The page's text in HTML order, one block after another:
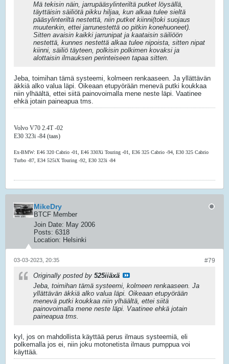
Mä tekisin näin, jarrupääsylinteriltä putket löysällä,
täyttäisin säiliötä pikku hiljaa, kun alkaa tulee sieltä
pääsylinteriltä nestettä, niin putket kiinni(toki suojaus
muutenkin, ettei jarrunestettä oo pitkin konehuoneet).
Sitten avaisin kaikki jarrunipat ja kaataisin säiliöön
nestettä, kunnes nestettä alkaa tulee nipoista, sitten nipat
kiinni, säiliö täyteen, polkisin polkimen kovaksi ja
alottaisin ilmauksen perinteiseen tapaa sitten.
Jeba, toimihan tämä systeemi, kolmeen renkaaseen. Ja yllättävän
äkkiä alko valua läpi. Oikeaan etupyörään menevä putki koukkaa
niin ylhäältä, ettei siitä painovoimalla mene neste läpi. Vaatinee
ehkä jotain paineapua tms.
Volvo V70 2.4T -02
E30 323i -84 (taas)
Ex-BMW: E46 320 Cabrio -01, E46 330Xi Touring -01, E36 325 Cabrio -94, E30 325 Cabrio
Turbo -87, E34 525iX Touring -92, E30 323i -84
MikeDry
BTCF Member
Join Date: May 2006
Posts: 6318
Location: Helsinki
#79
03-03-2023, 20:35
Originally posted by 525iiäxä
Jeba, toimihan tämä systeemi, kolmeen renkaaseen. Ja
yllättävän äkkiä alko valua läpi. Oikeaan etupyörään
menevä putki koukkaa niin ylhäältä, ettei siitä
painovoimalla mene neste läpi. Vaatinee ehkä jotain
paineapua tms.
kyl, jos on mahdollista käyttää perus ilmaus systeemiä, eli
polkemalla jos ei, niin joku motonetista ilmaus pumppua voi
käyttää.